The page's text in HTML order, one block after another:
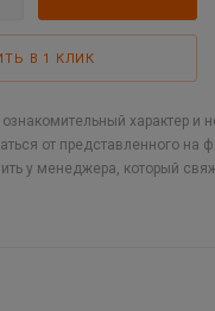
В 1 КЛИК
характер и
от представленного на
у менеджера, который